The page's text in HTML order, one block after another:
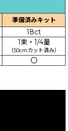
準備済みキット
18ct
1束・1/4量
（50cmカット済み）
〇